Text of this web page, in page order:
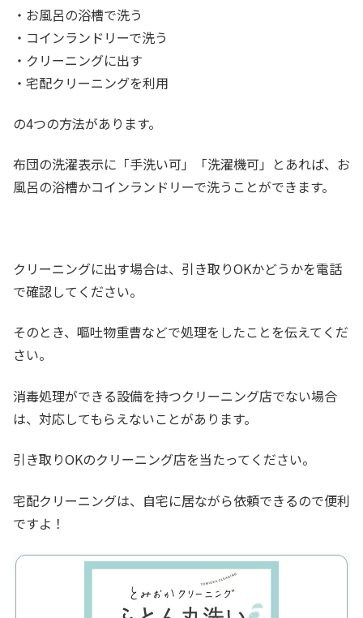
・お風呂の浴槽で洗う
・コインランドリーで洗う
・クリーニングに出す
・宅配クリーニングを利用
の4つの方法があります。
布団の洗濯表示に「手洗い可」「洗濯機可」とあれば、お
風呂の浴槽かコインランドリーで洗うことができます。
クリーニングに出す場合は、引き取りOKかどうかを電話
で確認してください。
そのとき、嘔吐物重曹などで処理をしたことを伝えてくだ
さい。
消毒処理ができる設備を持つクリーニング店でない場合
は、対応してもらえないことがあります。
引き取りOKのクリーニング店を当たってください。
宅配クリーニングは、自宅に居ながら依頼できるので便利
ですよ！